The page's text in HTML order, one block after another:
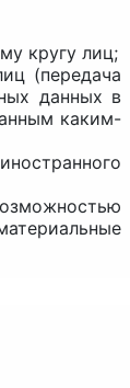
кругу лиц;
(передача
данных в
каким-